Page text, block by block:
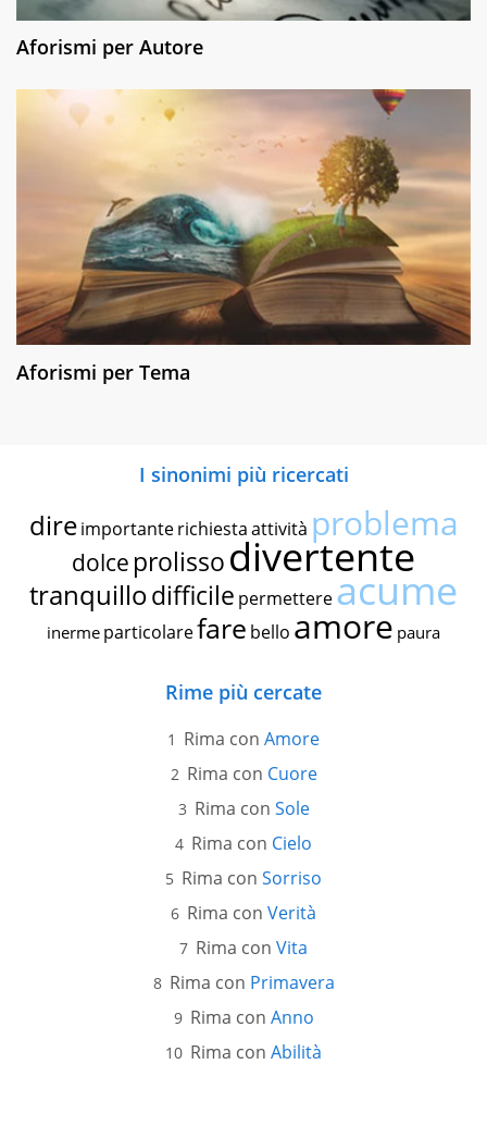
Aforismi per Autore
Aforismi per Tema
I sinonimi più ricercati
dire importante richiestaattività problema
dolce prolissodivertente
tranquillodifficile permettereacume
inerme particolarefare bello amore paura
Rime più cercate
Rima con Amore
Rima con Cuore
Rima con Sole
Rima con Cielo
Rima con Sorriso
Rima con Verità
Rima con Vita
Rima con Primavera
Rima con Anno
Rima con Abilità